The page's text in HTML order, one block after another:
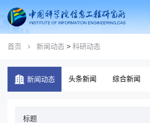
首页 新闻动态 > 科研动态
新闻动态 头条新闻 综合新闻
标题